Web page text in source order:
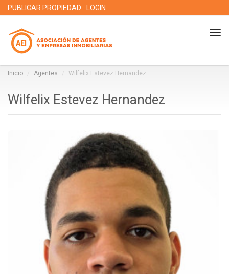
PUBLICAR PROPIEDAD LOGIN
Inicio Agentes Wilfelix Estevez Hernandez
Wilfelix Estevez Hernandez